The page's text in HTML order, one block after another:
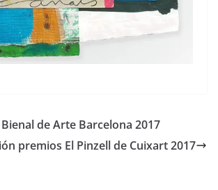
de Arte Barcelona 2017
premios El Pinzell de Cuixart 2017